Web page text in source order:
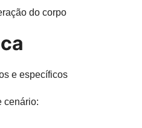
do corpo
e específicos
cenário: